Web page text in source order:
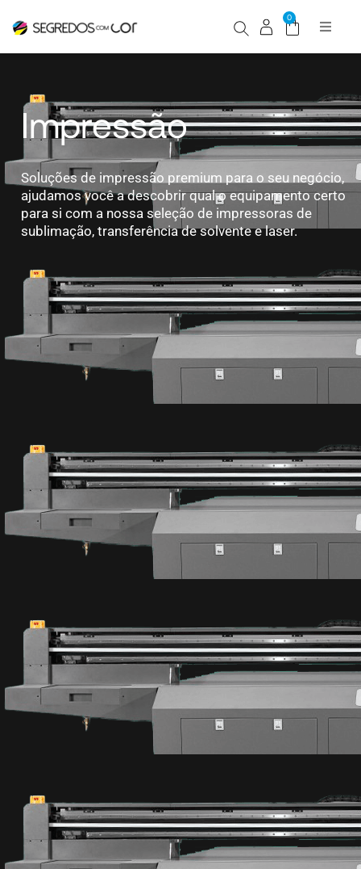
0
Impressão
Soluções de impressão premium para o seu negócio,
ajudamos você a descobrir qual o equipamento certo
para si com a nossa seleção de impressoras de
sublimação, transferência de solvente e laser.